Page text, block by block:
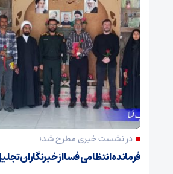
در نشست خبری مطرح شد؛
فرمانده انتظامی فسا از خبرنگاران